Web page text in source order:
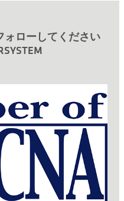
ォローしてください